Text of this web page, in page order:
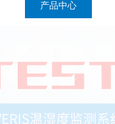
产品中心